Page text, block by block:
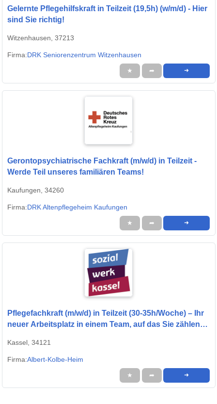
Gelernte Pflegehilfskraft in Teilzeit (19,5h) (w/m/d) - Hier
sind Sie richtig!
Witzenhausen, 37213
Firma:DRK Seniorenzentrum Witzenhausen
★ ➦ ➜
Gerontopsychiatrische Fachkraft (m/w/d) in Teilzeit -
Werde Teil unseres familiären Teams!
Kaufungen, 34260
Firma:DRK Altenpflegeheim Kaufungen
★ ➦ ➜
Pflegefachkraft (m/w/d) in Teilzeit (30-35h/Woche) – Ihr
neuer Arbeitsplatz in einem Team, auf das Sie zählen
Kassel, 34121
Firma:Albert-Kolbe-Heim
★ ➦ ➜